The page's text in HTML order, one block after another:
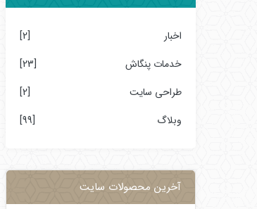
اخبار
[2]
خدمات پنگاش
[23]
طراحی سایت
[2]
وبلاگ
[99]
آخرین محصولات سایت